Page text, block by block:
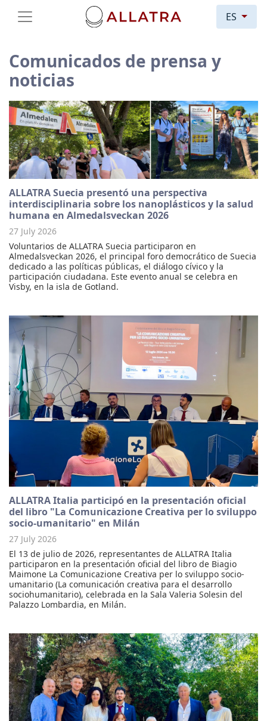
ES
Comunicados de prensa y
noticias
ALLATRA Suecia presentó una perspectiva
interdisciplinaria sobre los nanoplásticos y la salud
humana en Almedalsveckan 2026
27 July 2026
Voluntarios de ALLATRA Suecia participaron en
Almedalsveckan 2026, el principal foro democrático de Suecia
dedicado a las políticas públicas, el diálogo cívico y la
participación ciudadana. Este evento anual se celebra en
Visby, en la isla de Gotland.
ALLATRA Italia participó en la presentación oficial
del libro "La Comunicazione Creativa per lo sviluppo
socio-umanitario" en Milán
27 July 2026
El 13 de julio de 2026, representantes de ALLATRA Italia
participaron en la presentación oficial del libro de Biagio
Maimone La Comunicazione Creativa per lo sviluppo socio-
umanitario (La comunicación creativa para el desarrollo
sociohumanitario), celebrada en la Sala Valeria Solesin del
Palazzo Lombardia, en Milán.